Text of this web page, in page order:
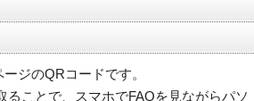
ージのQRコードです。
ることで、スマホでFAQを見ながらパソ